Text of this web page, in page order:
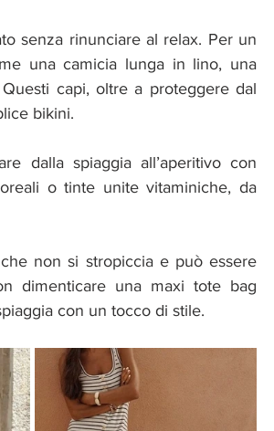
una camicia lunga in lino, una
capi, oltre a proteggere dal
bikini.
dalla spiaggia all’aperitivo con
o tinte unite vitaminiche, da
non si stropiccia e può essere
dimenticare una maxi tote bag
con un tocco di stile.